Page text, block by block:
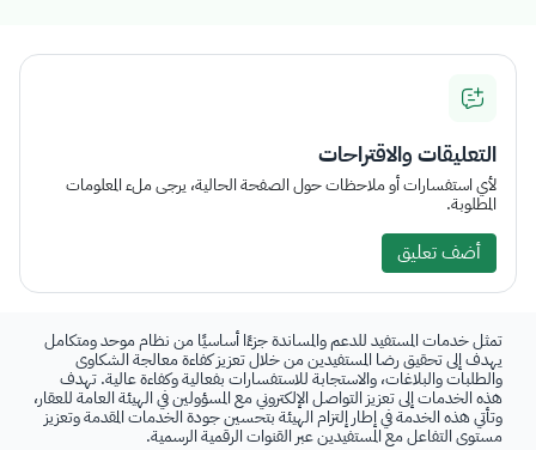
التعليقات والاقتراحات
لأي استفسارات أو ملاحظات حول الصفحة الحالية، يرجى ملء المعلومات
المطلوبة.
أضف تعليق
تمثل خدمات المستفيد للدعم والمساندة جزءًا أساسيًا من نظام موحد ومتكامل
يهدف إلى تحقيق رضا المستفيدين من خلال تعزيز كفاءة معالجة الشكاوى
والطلبات والبلاغات، والاستجابة للاستفسارات بفعالية وكفاءة عالية. تهدف
هذه الخدمات إلى تعزيز التواصل الإلكتروني مع المسؤولين في الهيئة العامة للعقار،
وتأتي هذه الخدمة في إطار إلتزام الهيئة بتحسين جودة الخدمات المقدمة وتعزيز
مستوى التفاعل مع المستفيدين عبر القنوات الرقمية الرسمية.